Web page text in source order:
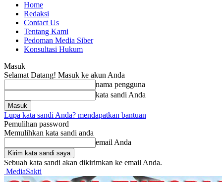
Home
Redaksi
Contact Us
Tentang Kami
Pedoman Media Siber
Konsultasi Hukum
Masuk
Selamat Datang! Masuk ke akun Anda
nama pengguna
kata sandi Anda
Lupa kata sandi Anda? mendapatkan bantuan
Pemulihan password
Memulihkan kata sandi anda
email Anda
Sebuah kata sandi akan dikirimkan ke email Anda.
MediaSakti